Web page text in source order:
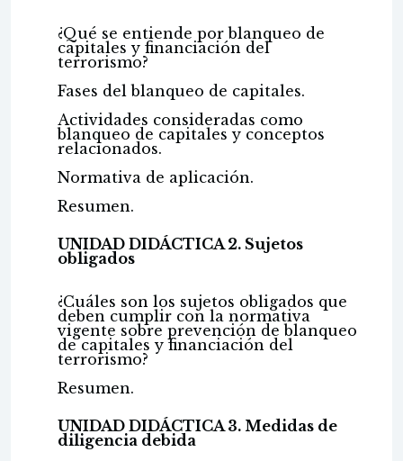
¿Qué se entiende por blanqueo de
capitales y financiación del
terrorismo?
Fases del blanqueo de capitales.
Actividades consideradas como
blanqueo de capitales y conceptos
relacionados.
Normativa de aplicación.
Resumen.
UNIDAD DIDÁCTICA 2. Sujetos
obligados
¿Cuáles son los sujetos obligados que
deben cumplir con la normativa
vigente sobre prevención de blanqueo
de capitales y financiación del
terrorismo?
Resumen.
UNIDAD DIDÁCTICA 3. Medidas de
diligencia debida